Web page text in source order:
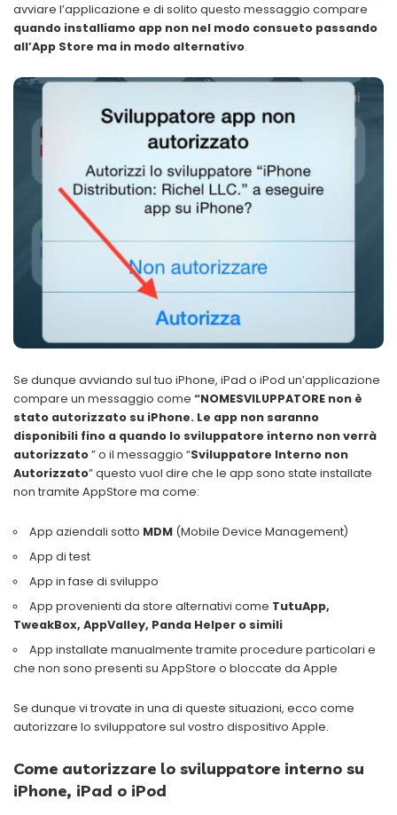
avviare l’applicazione e di solito questo messaggio compare
quando installiamo app non nel modo consueto passando
all’App Store ma in modo alternativo.
Se dunque avviando sul tuo iPhone, iPad o iPod un’applicazione
compare un messaggio come “NOMESVILUPPATORE non è
stato autorizzato su iPhone. Le app non saranno
disponibili fino a quando lo sviluppatore interno non verrà
autorizzato” o il messaggio “Sviluppatore Interno non
Autorizzato” questo vuol dire che le app sono state installate
non tramite AppStore ma come:
App aziendali sotto MDM(Mobile Device Management)
App di test
App in fase di sviluppo
App provenienti da store alternativi come TutuApp,
TweakBox, AppValley, Panda Helper o simili
App installate manualmente tramite procedure particolari e
che non sono presenti su AppStore o bloccate da Apple
Se dunque vi trovate in una di queste situazioni, ecco come
autorizzare lo sviluppatore sul vostro dispositivo Apple.
Come autorizzare lo sviluppatore interno su
iPhone, iPad o iPod